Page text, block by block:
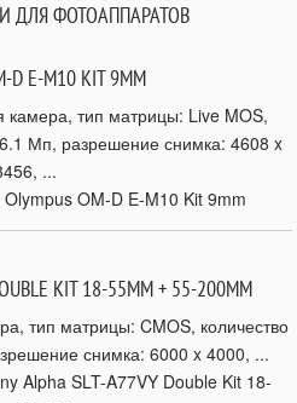
ДЛЯ ФОТОАППАРАТОВ
D E-M10 KIT 9MM
камера, тип матрицы: Live MOS,
Мп, разрешение снимка: 4608 x
...
OM-D E-M10 Kit 9mm
KIT 18-55MM + 55-200MM
тип матрицы: CMOS, количество
снимка: 6000 x 4000, ...
Alpha SLT-A77VY Double Kit 18-